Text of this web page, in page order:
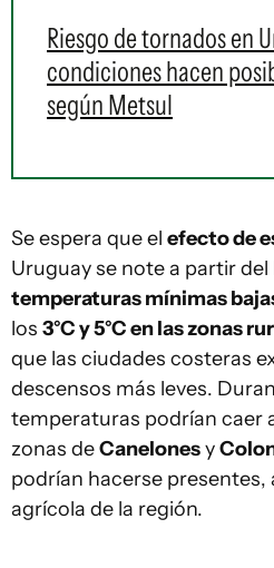
Riesgo de tornados en
condiciones hacen
según Metsul
Se espera que el efecto de
Uruguay se note a partir del
temperaturas mínimas
los 3°C y 5°C en las zonas
que las ciudades costeras
descensos más leves.
temperaturas podrían caer
zonas deCanelonesy
podrían hacerse
agrícola de la región.